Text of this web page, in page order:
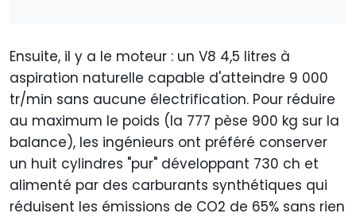
Ensuite, il y a le moteur : un V8 4,5 litres à
aspiration naturelle capable d'atteindre 9 000
tr/min sans aucune électrification. Pour réduire
au maximum le poids (la 777 pèse 900 kg sur la
balance), les ingénieurs ont préféré conserver
un huit cylindres "pur" développant 730 ch et
alimenté par des carburants synthétiques qui
réduisent les émissions de CO2 de 65% sans rien